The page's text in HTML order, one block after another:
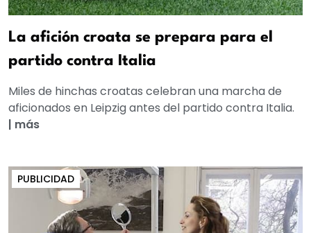
La afición croata se prepara para el
partido contra Italia
Miles de hinchas croatas celebran una marcha de
aficionados en Leipzig antes del partido contra Italia.
| más
PUBLICIDAD